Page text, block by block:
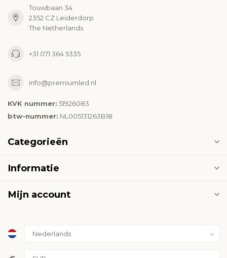
Touwbaan 34
2352 CZ Leiderdorp
The Netherlands
+31 071 364 5335
info@premiumled.nl
KVK nummer: 51926083
btw-nummer: NL005131263B18
Categorieën
Informatie
Mijn account